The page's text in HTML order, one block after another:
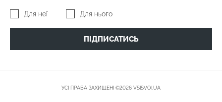
Для неї Для нього
ПІДПИСАТИСЬ
УСІ ПРАВА ЗАХИЩЕНІ ©2026 VSISVOI.UA